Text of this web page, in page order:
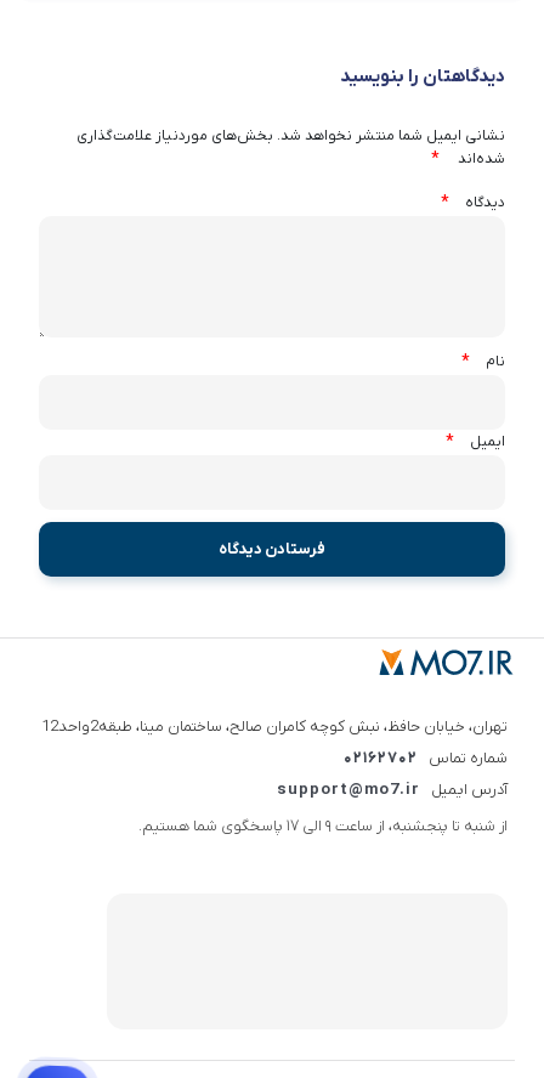
دیدگاهتان را بنویسید
نشانی ایمیل شما منتشر نخواهد شد. بخش‌های موردنیاز علامت‌گذاری
شده‌اند
*
دیدگاه *
نام *
ایمیل *
تهران، خیابان حافظ، نبش کوچه کامران صالح، ساختمان مینا، طبقه2واحد12
شماره تماس
02162702
آدرس ایمیل
support@mo7.ir
از شنبه تا پنجشنبه، از ساعت 9 الی 17 پاسخگوی شما هستیم.